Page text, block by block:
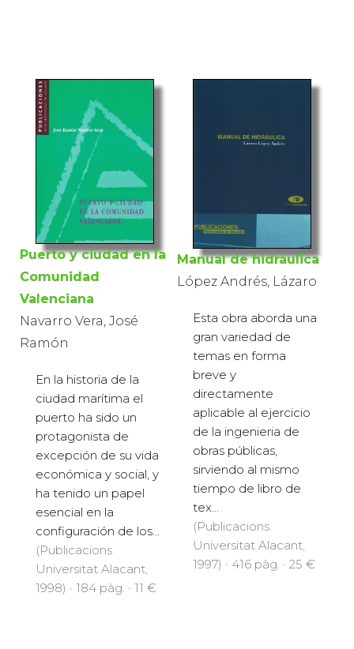
Puerto y ciudad en la
Comunidad
Valenciana
Navarro Vera, José
Ramón
En la historia de la
ciudad marítima el
puerto ha sido un
protagonista de
excepción de su vida
económica y social, y
ha tenido un papel
esencial en la
configuración de los...
(Publicacions
Universitat Alacant,
1998) · 184 pàg. · 11 €
Manual de hidráulica
López Andrés, Lázaro
Esta obra aborda una
gran variedad de
temas en forma
breve y
directamente
aplicable al ejercicio
de la ingenieria de
obras públicas,
sirviendo al mismo
tiempo de libro de
tex...
(Publicacions
Universitat Alacant,
1997) · 416 pàg. · 25 €